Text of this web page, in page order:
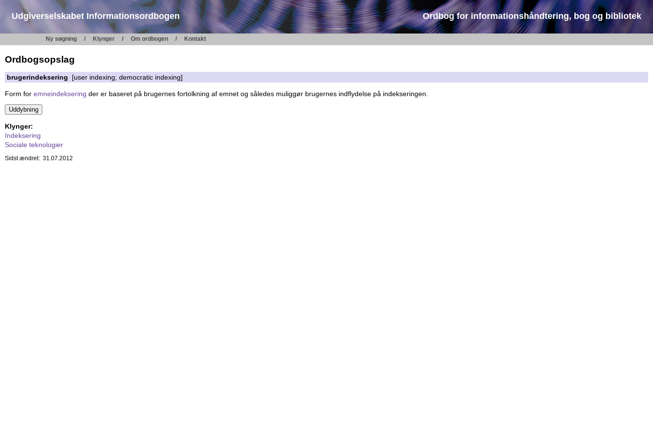
Udgiverselskabet Informationsordbogen Ordbog for informationshåndtering, bog og bibliotek
Ny søgning Klynger Om ordbogen Kontakt
Ordbogsopslag
brugerindeksering [user indexing; democratic indexing]
Form for emneindeksering der er baseret på brugernes fortolkning af emnet og således muliggør brugernes indflydelse på indekseringen.
Klynger:
Indeksering
Sociale teknologier
Sidst ændret: 31.07.2012